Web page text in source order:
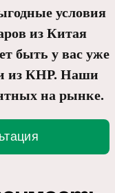
условия
из Китая
быть у вас уже
из КНР. Наши
на рынке.